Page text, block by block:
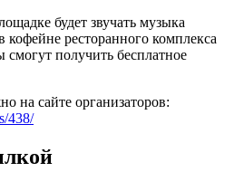
будет звучать музыка
ресторанного комплекса
смогут получить бесплатное
на сайте организаторов:
438/